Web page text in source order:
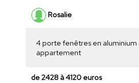
Rosalie
4 porte fenêtres en
appartement
de 2428 à 4120 euros